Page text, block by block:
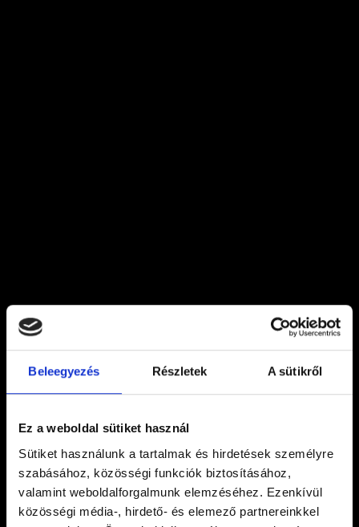
Beleegyezés Részletek A sütikről
Ez a weboldal sütiket használ
Sütiket használunk a tartalmak és hirdetések személyre
szabásához, közösségi funkciók biztosításához,
valamint weboldalforgalmunk elemzéséhez. Ezenkívül
közösségi média-, hirdető- és elemező partnereinkkel